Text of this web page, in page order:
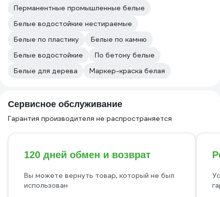
Перманентные промышленные белые
Белые водостойкие нестираемые
Белые по пластику
Белые по камню
Белые водостойкие
По бетону белые
Белые для дерева
Маркер-краска белая
Сервисное обслуживание
Гарантия производителя не распространяется
120 дней обмен и возврат
Вы можете вернуть товар, который не был
использован